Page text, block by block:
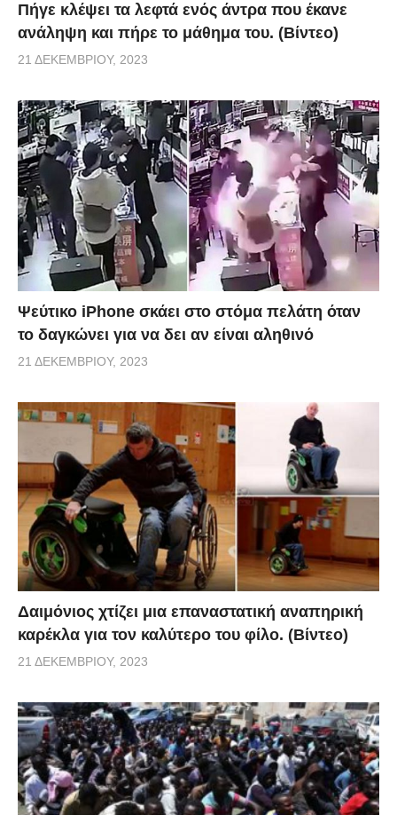
Πήγε κλέψει τα λεφτά ενός άντρα που έκανε
ανάληψη και πήρε το μάθημα του. (Βίντεο)
21 ΔΕΚΕΜΒΡΊΟΥ, 2023
Ψεύτικο iPhone σκάει στο στόμα πελάτη όταν
το δαγκώνει για να δει αν είναι αληθινό
21 ΔΕΚΕΜΒΡΊΟΥ, 2023
Δαιμόνιος χτίζει μια επαναστατική αναπηρική
καρέκλα για τον καλύτερο του φίλο. (Βίντεο)
21 ΔΕΚΕΜΒΡΊΟΥ, 2023